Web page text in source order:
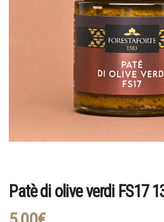
Patè di olive verdi FS17